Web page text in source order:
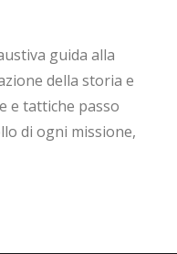
guida alla
della storia e
e tattiche passo
di ogni missione,